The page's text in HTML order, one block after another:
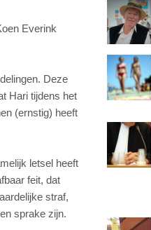
Everink
Deze
Hari tijdens het
(ernstig) heeft
letsel heeft
feit, dat
straf,
sprake zijn.